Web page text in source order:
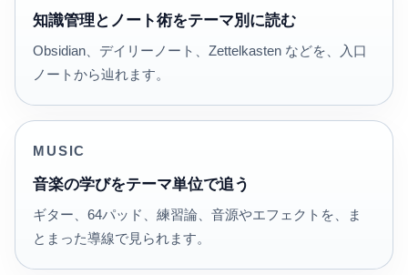
知識管理とノート術をテーマ別に読む
Obsidian、デイリーノート、Zettelkasten などを、入口
ノートから辿れます。
MUSIC
音楽の学びをテーマ単位で追う
ギター、64パッド、練習論、音源やエフェクトを、ま
とまった導線で見られます。